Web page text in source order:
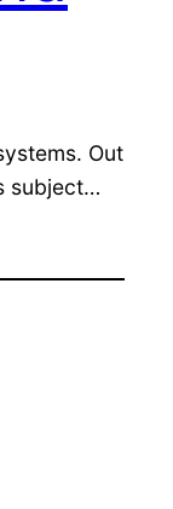
Out
subject…